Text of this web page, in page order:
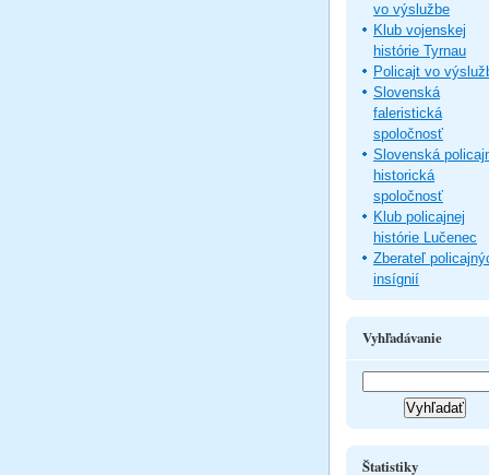
vo výslužbe
Klub vojenskej
histórie Tyrnau
Policajt vo
Slovenská
faleristická
spoločnosť
Slovenská
historická
spoločnosť
Klub policajnej
histórie Lučenec
Zberateľ
insígnií
Vyhľadávanie
Štatistiky